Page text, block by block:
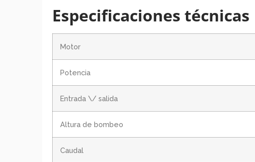
Especificaciones técnicas
Motor
Potencia
Entrada \/ salida
Altura de bombeo
Caudal